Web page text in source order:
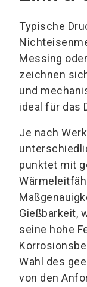
Typische
Messing
zeichnen
und
ideal für das
Je nach
punktet mit
Gießbarkeit,
seine hohe
Wahl des
von den